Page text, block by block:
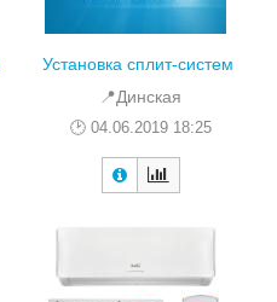
Установка сплит-систем
📍Динская
04.06.2019 18:25